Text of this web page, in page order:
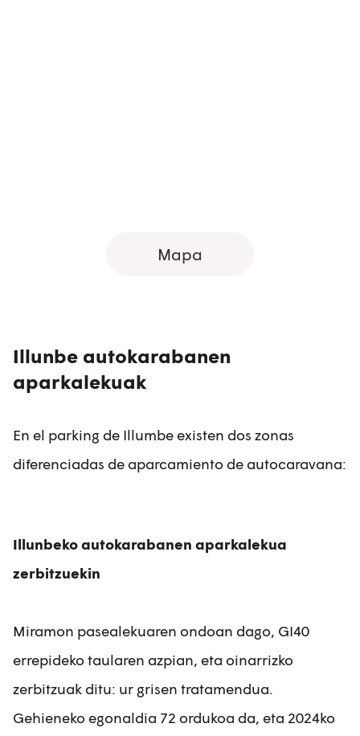
Mapa
Illunbe autokarabanen
aparkalekuak
En el parking de Illumbe existen dos zonas
diferenciadas de aparcamiento de autocaravana:
Illunbeko autokarabanen aparkalekua
zerbitzuekin
Miramon pasealekuaren ondoan dago, GI40
errepideko taularen azpian, eta oinarrizko
zerbitzuak ditu: ur grisen tratamendua.
Gehieneko egonaldia 72 ordukoa da, eta 2024ko